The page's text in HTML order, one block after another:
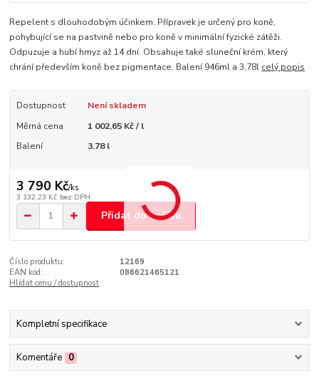
Repelent s dlouhodobým účinkem. Přípravek je určený pro koně,
pohybující se na pastvině nebo pro koně v minimální fyzické zátěži.
Odpuzuje a hubí hmyz až 14 dní. Obsahuje také sluneční krém, který
chrání především koně bez pigmentace. Balení 946ml a 3,78l celý popis
Dostupnost
Není skladem
Měrná cena
1 002,65 Kč / l
Balení
3.78 l
3 790 Kč/ks
3 132,23 Kč bez DPH
Přidat do košíku
Číslo produktu:
12169
EAN kód:
086621465121
Hlídat cenu / dostupnost
Kompletní specifikace
Komentáře 0